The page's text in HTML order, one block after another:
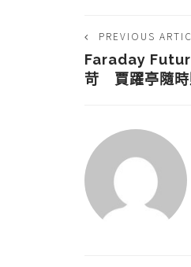
PREVIOUS
Faraday
苛 賈躍亭隨時